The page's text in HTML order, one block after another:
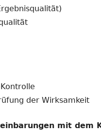
der Wirksamkeit
mit dem